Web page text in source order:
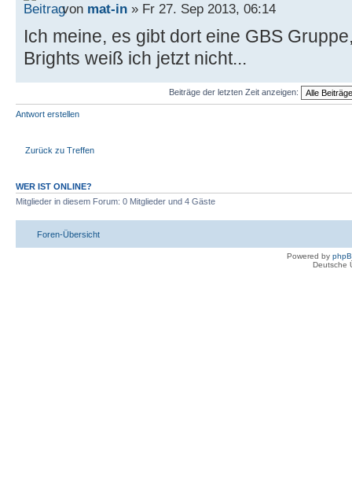
von mat-in » Fr 27. Sep 2013, 06:14
Ich meine, es gibt dort eine GBS
Brights weiß ich jetzt nicht...
Beiträge der letzten Zeit anzeigen:
Antwort erstellen
Zurück zu Treffen
WER IST ONLINE?
Mitglieder in diesem Forum: 0 Mitglieder und 4 Gäste
Foren-Übersicht
Powered by
Deutsche